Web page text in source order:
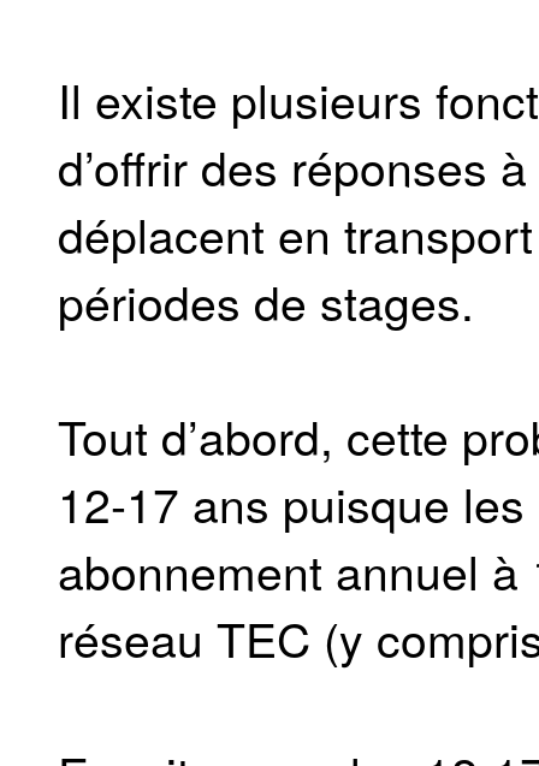
Il existe plusieurs
d’offrir des réponses
déplacent en
périodes de stages.
Tout d’abord, cette
12-17 ans puisque
abonnement annuel
réseau TEC (y